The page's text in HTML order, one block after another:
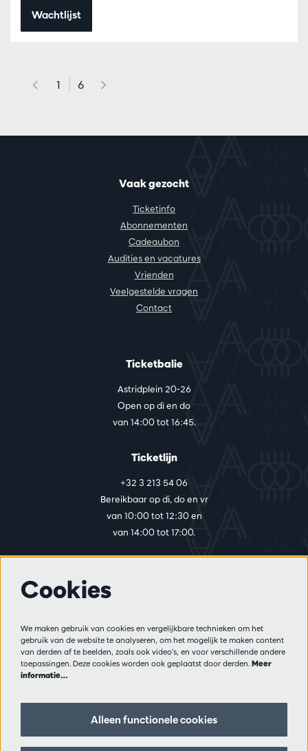
Wachtlijst
1 6
Vaak gezocht
Ticketinfo
Abonnementen
Cadeaubon
Audities en vacatures
Vrienden
Veelgestelde vragen
Contact
Ticketbalie
Astridplein 20-26
Open op di en do
van 14:00 tot 16:45.
Ticketlijn
+32 3 213 54 06
Bereikbaar op di, do en vr
van 10:00 tot 12:30 en
van 14:00 tot 17:00.
Privacy
Verkoopsvoorwaarden
Pers
Volg ons
Cookies
We maken gebruik van cookies en vergelijkbare technieken om het
gebruik van de website te analyseren, om het mogelijk te maken content
van derden af te beelden, zoals ook video’s, en voor verschillende andere
toepassingen. Deze cookies worden ook geplaatst door derden. Meer
informatie…
Alleen functionele cookies